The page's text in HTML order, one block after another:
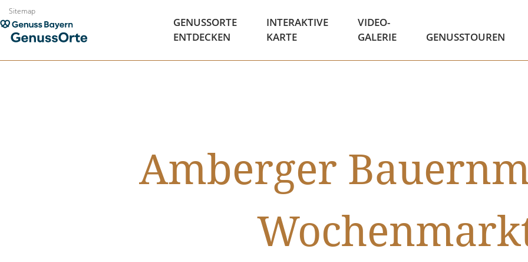
Zum
Inhalt
springen
Sitemap
GENUSSORTE
ENTDECKEN
INTERAKTIVE
KARTE
VIDEO-
GALERIE
GENUSSTOUREN
Amberger